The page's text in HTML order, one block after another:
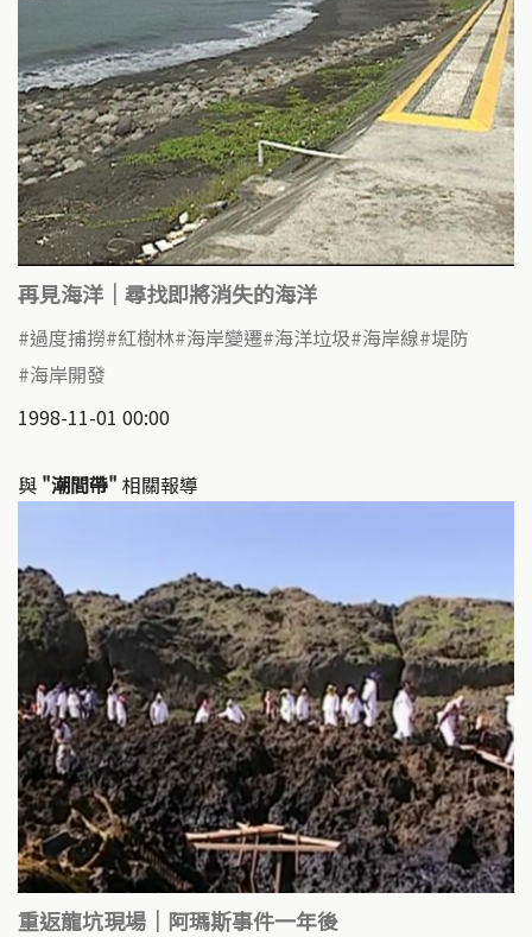
再見海洋｜尋找即將消失的海洋
過度捕撈 紅樹林 海岸變遷 海洋垃圾 海岸線 堤防
海岸開發
1998-11-01 00:00
與 "潮間帶" 相關報導
重返龍坑現場｜阿瑪斯事件一年後